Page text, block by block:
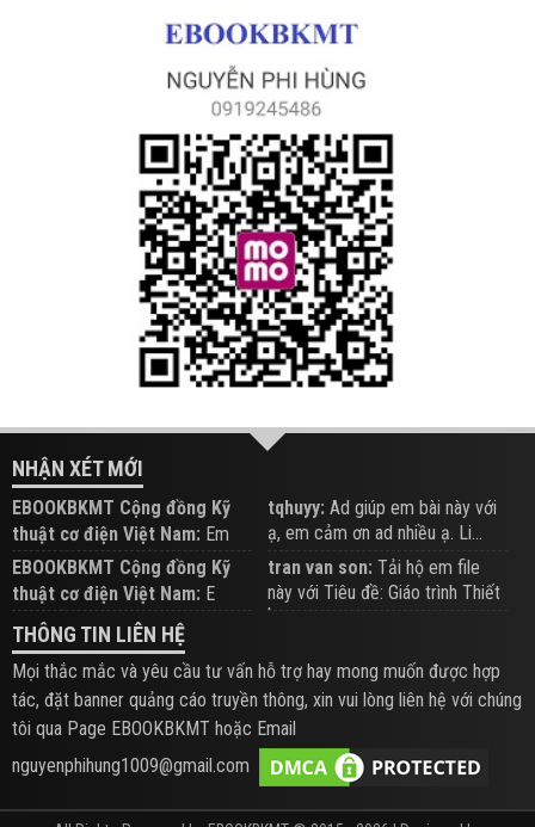
NHẬN XÉT MỚI
EBOOKBKMT Cộng đồng Kỹ
thuật cơ điện Việt Nam: Em
đăng trên Group hỗ trợ nhé
tqhuyy: Ad giúp em bài này với
ạ, em cảm ơn ad nhiều ạ. Li...
EBOOKBKMT Cộng đồng Kỹ
thuật cơ điện Việt Nam: E
xem hỗ trợ trên Group
tran van son: Tải hộ em file
này với Tiêu đề: Giáo trình Thiết
b...
THÔNG TIN LIÊN HỆ
Mọi thắc mắc và yêu cầu tư vấn hỗ trợ hay mong muốn được hợp
tác, đặt banner quảng cáo truyền thông, xin vui lòng liên hệ với chúng
tôi qua Page EBOOKBKMT hoặc Email
nguyenphihung1009@gmail.com